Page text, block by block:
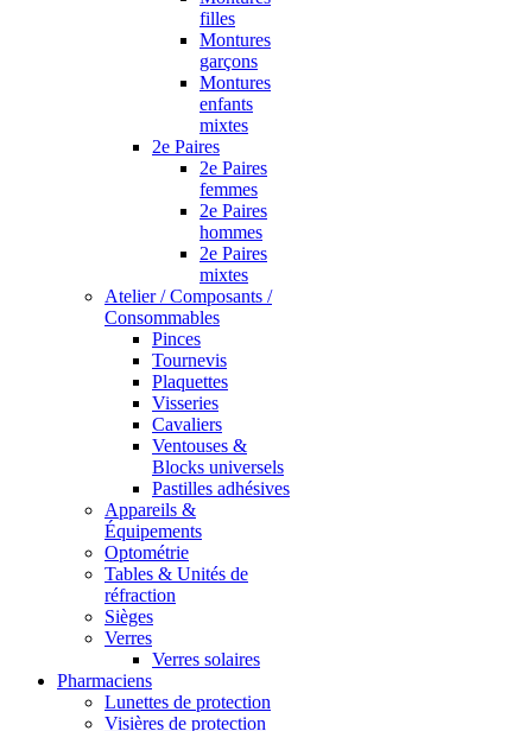
filles
Montures
garçons
Montures
enfants
mixtes
2e Paires
2e Paires
femmes
2e Paires
hommes
2e Paires
mixtes
Atelier / Composants /
Consommables
Pinces
Tournevis
Plaquettes
Visseries
Cavaliers
Ventouses &
Blocks universels
Pastilles adhésives
Appareils &
Équipements
Optométrie
Tables & Unités de
réfraction
Sièges
Verres
Verres solaires
Pharmaciens
Lunettes de protection
Visières de protection